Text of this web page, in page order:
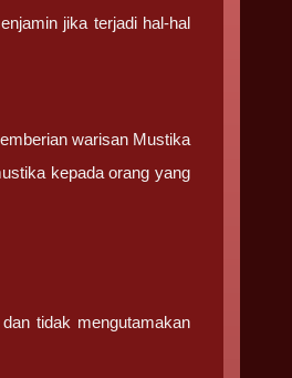
jika terjadi hal-hal
warisan Mustika
kepada orang yang
tidak mengutamakan